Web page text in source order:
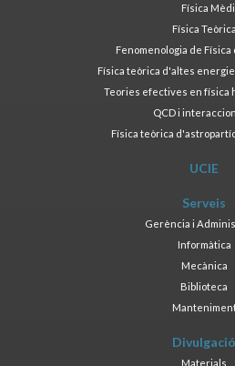
Física
Física Teòrica
Fenomenologia de
Física teòrica d'altes
Teories efectives en física
QCD i
Física teòrica
UCIE
Serveis
Gerència i
Informàtica
Mecànica
Biblioteca
Divulgació
Materials